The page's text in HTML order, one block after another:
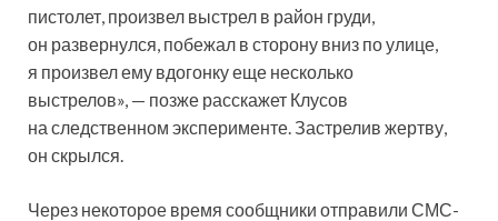
пистолет, произвел выстрел в район груди,
он развернулся, побежал в сторону вниз по улице,
я произвел ему вдогонку еще несколько
выстрелов», — позже расскажет Клусов
на следственном эксперименте. Застрелив жертву,
он скрылся.
Через некоторое время сообщники отправили СМС-